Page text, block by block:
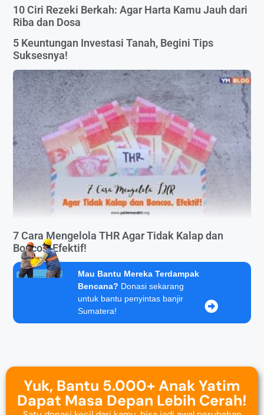
10 Ciri Rezeki Berkah: Agar Harta Kamu Jauh dari
Riba dan Dosa
5 Keuntungan Investasi Tanah, Begini Tips
Suksesnya!
7 Cara Mengelola THR Agar Tidak Kalap dan
Boncos, Efektif!
Mau Bantu Mereka Terdampak
Bencana? Donasi sekarang
untuk bantu penyintas banjir
Sumatera!
Yuk, Bantu 5.000+ Anak Yatim
Dapat Masa Depan Lebih Cerah!